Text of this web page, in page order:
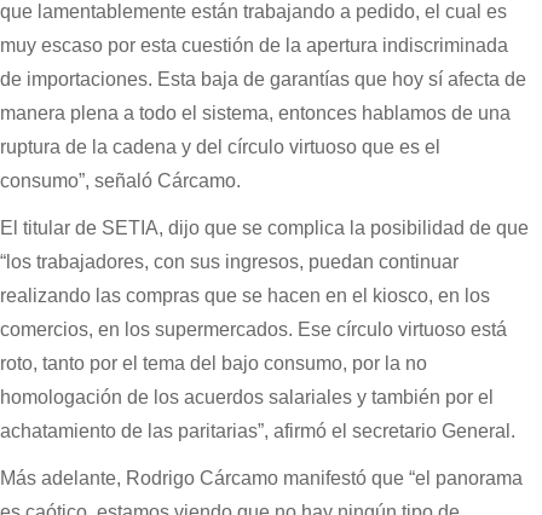
que lamentablemente están trabajando a pedido, el cual es
muy escaso por esta cuestión de la apertura indiscriminada
de importaciones. Esta baja de garantías que hoy sí afecta de
manera plena a todo el sistema, entonces hablamos de una
ruptura de la cadena y del círculo virtuoso que es el
consumo”, señaló Cárcamo.
El titular de SETIA, dijo que se complica la posibilidad de que
“los trabajadores, con sus ingresos, puedan continuar
realizando las compras que se hacen en el kiosco, en los
comercios, en los supermercados. Ese círculo virtuoso está
roto, tanto por el tema del bajo consumo, por la no
homologación de los acuerdos salariales y también por el
achatamiento de las paritarias”, afirmó el secretario General.
Más adelante, Rodrigo Cárcamo manifestó que “el panorama